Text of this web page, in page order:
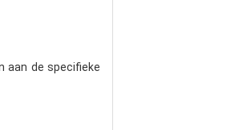
aan de specifieke